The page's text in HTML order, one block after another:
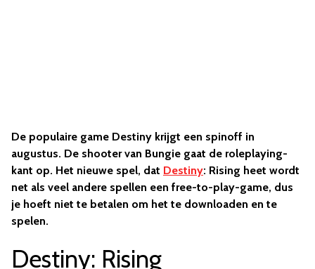
De populaire game Destiny krijgt een spinoff in
augustus. De shooter van Bungie gaat de roleplaying-
kant op. Het nieuwe spel, dat Destiny: Rising heet wordt
net als veel andere spellen een free-to-play-game, dus
je hoeft niet te betalen om het te downloaden en te
spelen.
Destiny: Rising